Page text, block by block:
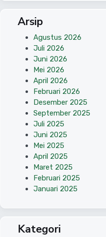
Arsip
Agustus 2026
Juli 2026
Juni 2026
Mei 2026
April 2026
Februari 2026
Desember 2025
September 2025
Juli 2025
Juni 2025
Mei 2025
April 2025
Maret 2025
Februari 2025
Januari 2025
Kategori